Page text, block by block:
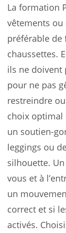
La formation
vêtements ou
préférable de
chaussettes.
ils ne doivent
pour ne pas
restreindre
choix optimal
un soutien-
leggings ou
silhouette.
vous et à
un
correct et si
activés.